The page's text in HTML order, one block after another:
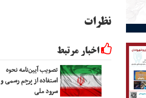
نظرات
اخبار مرتبط
تصویب آیین‌نامه نحوه
استفاده از پرچم رسمی و
سرود ملی